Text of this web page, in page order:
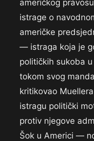
američkog
istrage o
američke
— istraga koja je
političkih sukoba
tokom svog
kritikovao
istragu politički
protiv njegove
Šok u Americi —